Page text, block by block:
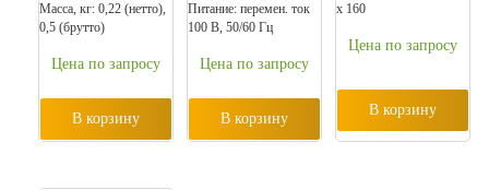
Масса, кг: 0,22 (нетто),
0,5 (брутто)
Цена по запросу
В корзину
Питание: перемен. ток
100 В, 50/60 Гц
Цена по запросу
В корзину
х 160
Цена по запросу
В корзину